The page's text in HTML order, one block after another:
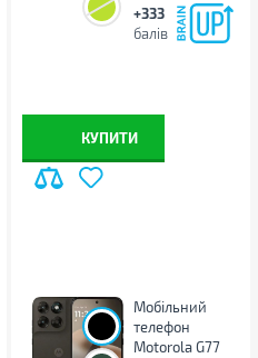
+333
балів
КУПИТИ
Мобільний
телефон
Motorola G77